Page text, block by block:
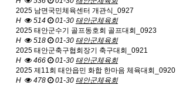
2025 남면국민체육센터 개관식_0927
H
514 01-30 태안군체육회
2025 태안군수기 골프동호회 골프대회_0923
H
518 01-30 태안군체육회
2025 태안군축구협회장기 축구대회_0921
H
466 01-30 태안군체육회
2025 제11회 태안읍민 화합 한마음 체육대회_0920
H
478 01-30 태안군체육회